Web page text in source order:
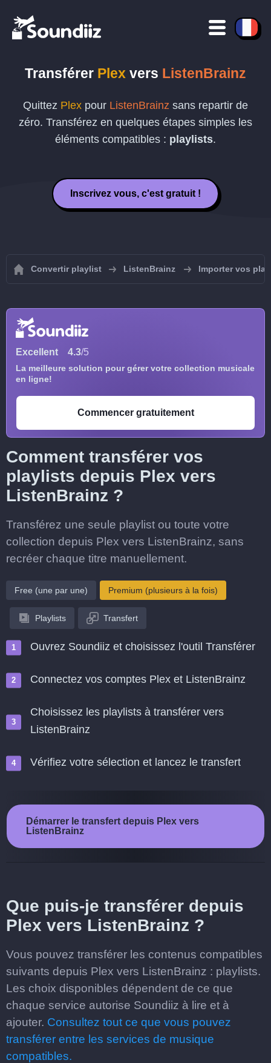
Transférer Plex vers ListenBrainz
Quittez Plex pour ListenBrainz sans repartir de
zéro. Transférez en quelques étapes simples les
éléments compatibles : playlists.
Inscrivez vous, c'est gratuit !
Convertir playlist ListenBrainz Importer vos
Excellent 4.3/5
La meilleure solution pour gérer votre collection musicale
en ligne!
Commencer gratuitement
Comment transférer vos
playlists depuis Plex vers
ListenBrainz ?
Transférez une seule playlist ou toute votre
collection depuis Plex vers ListenBrainz, sans
recréer chaque titre manuellement.
Free (une par une) Premium (plusieurs à la fois)
Playlists Transfert
Ouvrez Soundiiz et choisissez l'outil Transférer
Connectez vos comptes Plex et ListenBrainz
Choisissez les playlists à transférer vers
ListenBrainz
Vérifiez votre sélection et lancez le transfert
Démarrer le transfert depuis Plex vers
ListenBrainz
Que puis-je transférer depuis
Plex vers ListenBrainz ?
Vous pouvez transférer les contenus compatibles
suivants depuis Plex vers ListenBrainz : playlists.
Les choix disponibles dépendent de ce que
chaque service autorise Soundiiz à lire et à
ajouter. Consultez tout ce que vous pouvez
transférer entre les services de musique
compatibles.